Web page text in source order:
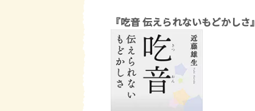
『吃音 伝えられないもどかしさ』